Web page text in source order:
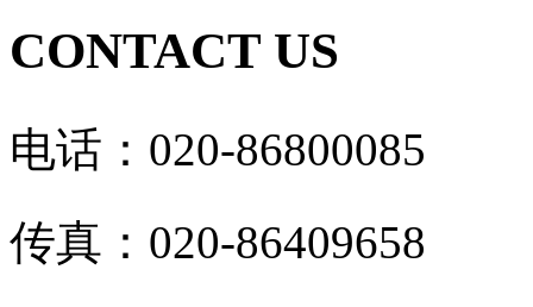
CONTACT US
电话：020-86800085
传真：020-86409658